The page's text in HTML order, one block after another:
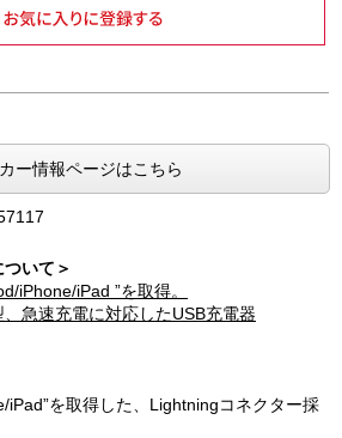
ー情報ページはこちら
いて＞
iPhone/iPad ”を取得。
急速充電に対応したUSB充電器
iPad”を取得した、Lightningコネクター採